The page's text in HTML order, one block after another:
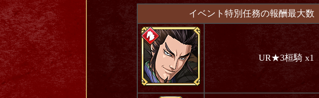
イベント特別任務の報酬最大数
UR★3桓騎 x1